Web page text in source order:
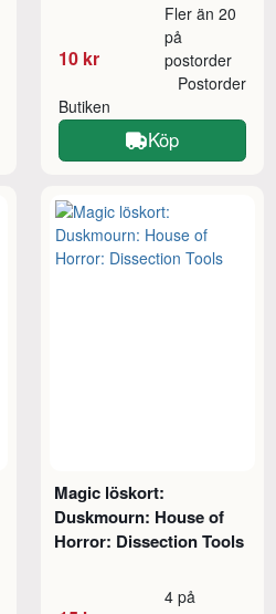
10 kr
Fler än 20
på
postorder
Butiken
Postorder
Köp
Magic löskort:
Duskmourn: House of
Horror: Dissection Tools
4 på